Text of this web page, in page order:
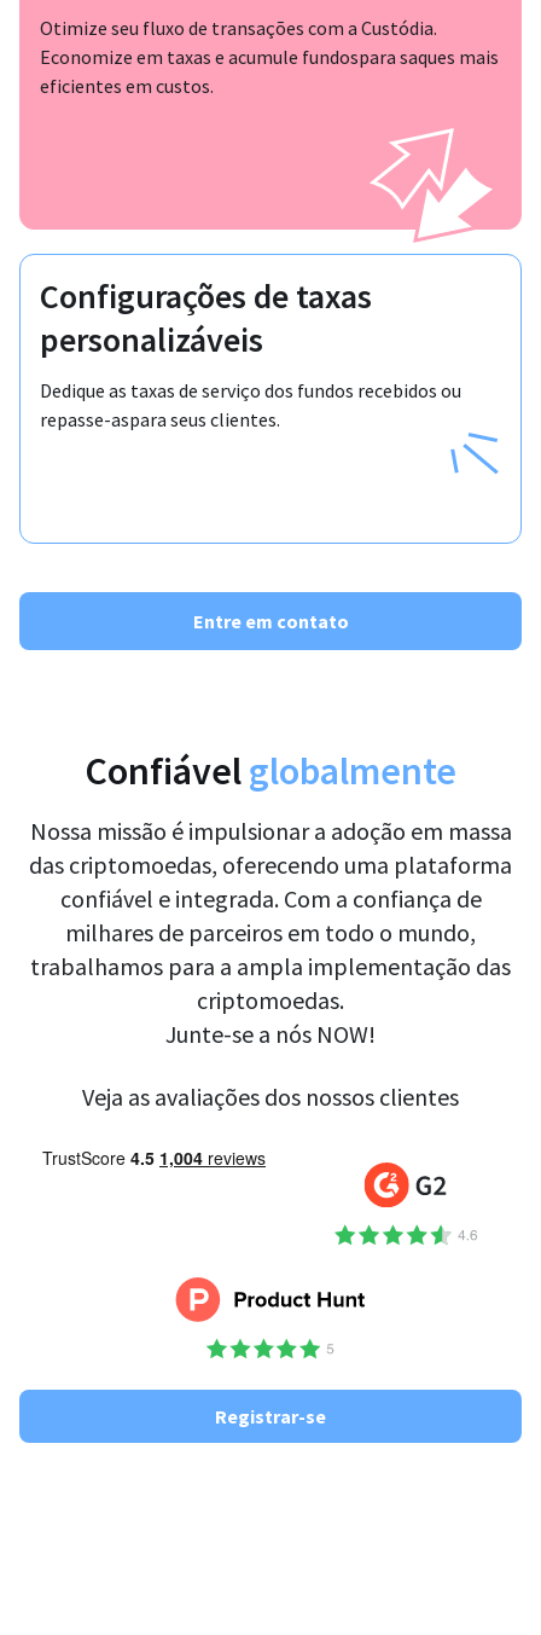
Otimize seu fluxo de transações com a Custódia.
Economize em taxas e acumule fundospara saques mais
eficientes em custos.
Configurações de taxas
personalizáveis
Dedique as taxas de serviço dos fundos recebidos ou
repasse-aspara seus clientes.
Entre em contato
Confiávelglobalmente
Nossa missão é impulsionar a adoção em massa
das criptomoedas, oferecendo uma plataforma
confiável e integrada. Com a confiança de
milhares de parceiros em todo o mundo,
trabalhamos para a ampla implementação das
criptomoedas.
Junte-se a nós NOW!
Veja as avaliações dos nossos clientes
Registrar-se